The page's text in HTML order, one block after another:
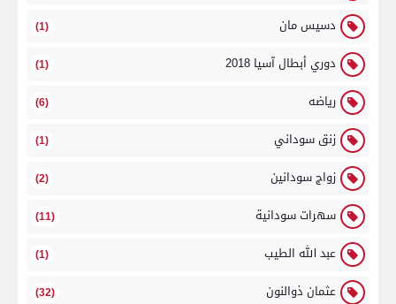
دسيس مان (1)
دوري أبطال آسيا 2018 (1)
رياضه (6)
زنق سوداني (1)
زواج سودانين (2)
سهرات سودانية (11)
عبد الله الطيب (1)
عثمان ذوالنون (32)